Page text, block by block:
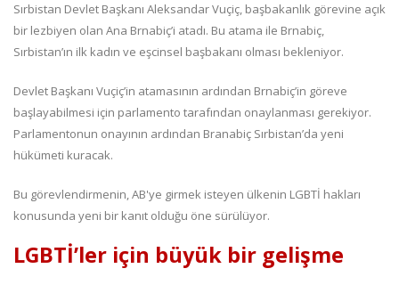
Sırbistan Devlet Başkanı Aleksandar Vuçiç, başbakanlık görevine açık
bir lezbiyen olan Ana Brnabiç’i atadı. Bu atama ile Brnabiç,
Sırbistan’ın ilk kadın ve eşcinsel başbakanı olması bekleniyor.
Devlet Başkanı Vuçiç’in atamasının ardından Brnabiç’in göreve
başlayabilmesi için parlamento tarafından onaylanması gerekiyor.
Parlamentonun onayının ardından Branabiç Sırbistan’da yeni
hükümeti kuracak.
Bu görevlendirmenin, AB'ye girmek isteyen ülkenin LGBTİ hakları
konusunda yeni bir kanıt olduğu öne sürülüyor.
LGBTİ’ler için büyük bir gelişme